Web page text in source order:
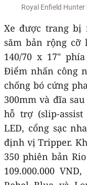
Royal Enfield
Xe được trang bị
săm bản rộng cỡ
140/70 x 17"
Điểm nhấn công
chống bó cứng
300mm và đĩa
hỗ trợ (slip-
LED, cổng sạc
định vị Tripper.
350 phiên bản
109.000.000